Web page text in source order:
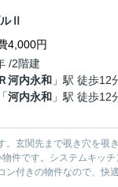
Ⅱ
4,000円
/2階建
河内永和 」駅 徒歩12
「河内永和 」駅 徒歩12
玄関先まで覗き穴を覗
件です。システムキッ
付きの物件なので、快